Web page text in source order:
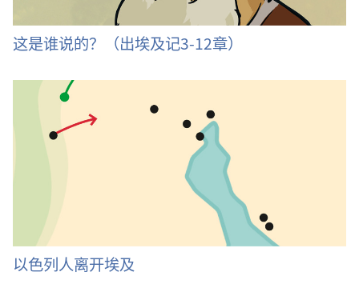
这是谁说的？（出埃及记3-12章）
以色列人离开埃及